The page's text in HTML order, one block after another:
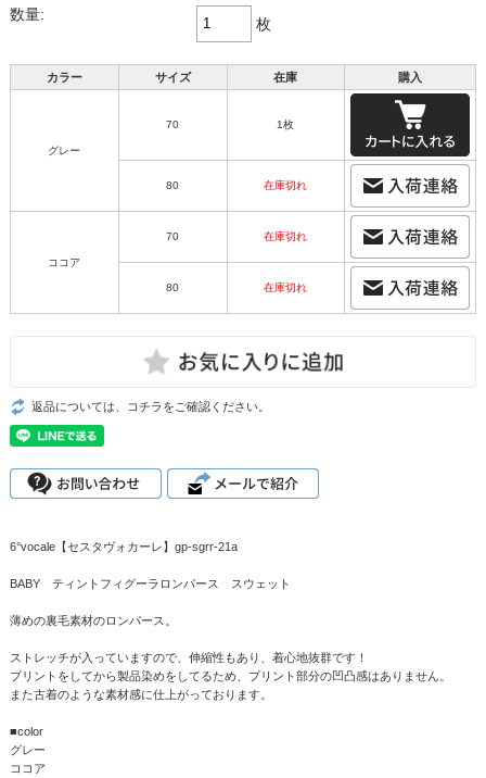
数量:
枚
カラー サイズ 在庫 購入
グレー
70 1枚
80 在庫切れ
ココア
70 在庫切れ
80 在庫切れ
返品については、コチラをご確認ください。
6°vocale【セスタヴォカーレ】gp-sgrr-21a
BABY ティントフィグーラロンパース スウェット
薄めの裏毛素材のロンパース。
ストレッチが入っていますので、伸縮性もあり、着心地抜群です！
プリントをしてから製品染めをしてるため、プリント部分の凹凸感はありません。
また古着のような素材感に仕上がっております。
■color
グレー
ココア